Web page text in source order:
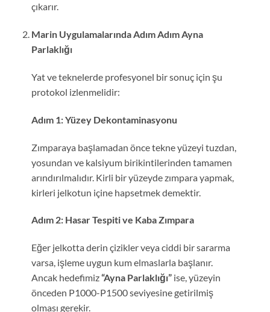
çıkarır.
Marin Uygulamalarında Adım Adım Ayna
Parlaklığı
Yat ve teknelerde profesyonel bir sonuç için şu
protokol izlenmelidir:
Adım 1: Yüzey Dekontaminasyonu
Zımparaya başlamadan önce tekne yüzeyi tuzdan,
yosundan ve kalsiyum birikintilerinden tamamen
arındırılmalıdır. Kirli bir yüzeyde zımpara yapmak,
kirleri jelkotun içine hapsetmek demektir.
Adım 2: Hasar Tespiti ve Kaba Zımpara
Eğer jelkotta derin çizikler veya ciddi bir sararma
varsa, işleme uygun kum elmaslarla başlanır.
Ancak hedefimiz“Ayna Parlaklığı”ise, yüzeyin
önceden P1000-P1500 seviyesine getirilmiş
olması gerekir.